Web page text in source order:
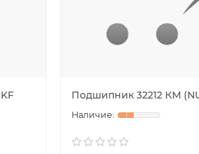
Подшипник 32212 КМ